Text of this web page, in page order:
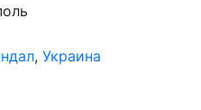
, Украина